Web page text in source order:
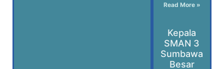
Read More »
Kepala
SMAN 3
Sumbawa
Besar